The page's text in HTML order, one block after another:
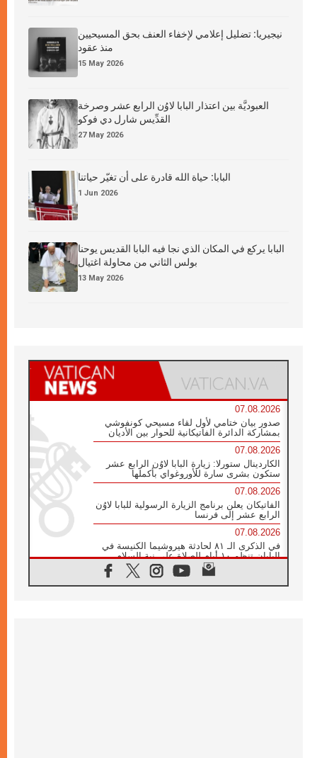
نيجيريا: تضليل إعلامي لإخفاء العنف بحق المسيحيين
منذ عقود
15 May 2026
العبوديَّة بين اعتذار البابا لاوُن الرابع عشر وصرخة
القدِّيس شارل دي فوكو
27 May 2026
البابا: حياة الله قادرة على أن تغيّر حياتنا
1 Jun 2026
البابا يركع في المكان الذي نجا فيه البابا القديس يوحنا
بولس الثاني من محاولة اغتيال
13 May 2026
07.08.2026
صدور بيان ختامي لأول لقاء مسيحي كونفوشي
بمشاركة الدائرة الفاتيكانية للحوار بين الأديان
07.08.2026
الكاردينال ستورلا: زيارة البابا لاوُن الرابع عشر
ستكون بشرى سارة للأوروغواي بأكملها
07.08.2026
الفاتيكان يعلن برنامج الزيارة الرسولية للبابا لاوُن
الرابع عشر إلى فرنسا
07.08.2026
في الذكرى الـ ٨١ لحادثة هيروشيما الكنيسة في
اليابان تنظم ١٠ أيام للصلاة على نية السلام
الكنيسة في الأوروغواي: زيارة البابا ستعزز